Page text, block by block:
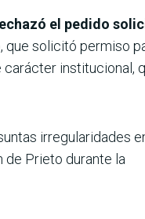
el pedido
, que solicitó permiso
institucional,
irregularidades
de Prieto durante la